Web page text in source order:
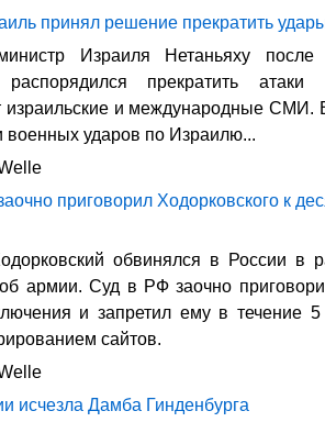
принял решение прекратить
Израиля Нетаньяху после
прекратить атаки
и международные СМИ.
военных ударов по Израилю...
приговорил Ходорковского к
обвинялся в России в
армии. Суд в РФ заочно
и запретил ему в течение 5
сайтов.
исчезла Дамба Гинденбурга